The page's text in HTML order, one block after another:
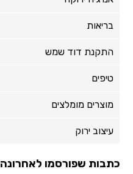
בריאות
התקנת דוד שמש
טיפים
מוצרים מומלצים
עיצוב ירוק
כתבות שפורסמו לאחרונה